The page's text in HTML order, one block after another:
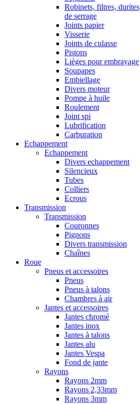
Robinets, filtres,
de serrage
Joints papier
Visserie
Joints de culasse
Pistons
Lièges pour embrayage
Soupapes
Embiellage
Divers moteur
Pompe à huile
Roulement
Joint spi
Lubrification
Carburation
Echappement
Echappement
Divers echappement
Silencieux
Tubes
Colliers
Ecrous
Transmission
Transmission
Couronnes
Pignons
Divers transmission
Chaînes
Roue
Pneus et accessoires
Pneus
Pneus à talons
Chambres à air
Jantes et accessoires
Jantes chromé
Jantes inox
Jantes à talons
Jantes alu
Jantes Vespa
Fond de jante
Rayons
Rayons 2mm
Rayons 2,33mm
Rayons 3mm